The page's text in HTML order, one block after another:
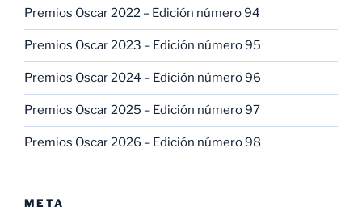
Premios Oscar 2022 – Edición número 94
Premios Oscar 2023 – Edición número 95
Premios Oscar 2024 – Edición número 96
Premios Oscar 2025 – Edición número 97
Premios Oscar 2026 – Edición número 98
META